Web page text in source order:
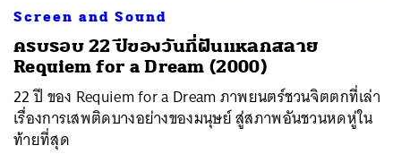
Screen and Sound
ครบรอบ 22 ปีของวันที่ฝันแหลกสลาย
Requiem for a Dream (2000)
22 ปี ของ Requiem for a Dream ภาพยนตร์ชวนจิตตกที่เล่า
เรื่องการเสพติดบางอย่างของมนุษย์ สู่สภาพอันชวนหดหู่ใน
ท้ายที่สุด